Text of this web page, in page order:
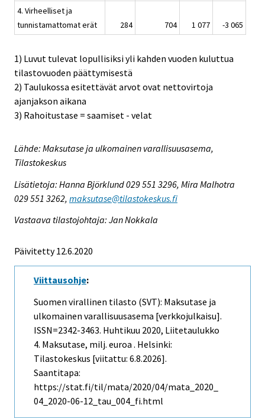
4. Virheelliset ja
tunnistamattomat erät
284 704 1 077 -3 065
1) Luvut tulevat lopullisiksi yli kahden vuoden kuluttua
tilastovuoden päättymisestä
2) Taulukossa esitettävät arvot ovat nettovirtoja
ajanjakson aikana
3) Rahoitustase = saamiset - velat
Lähde: Maksutase ja ulkomainen varallisuusasema,
Tilastokeskus
Lisätietoja: Hanna Björklund 029 551 3296, Mira Malhotra
029 551 3262, maksutase@tilastokeskus.fi
Vastaava tilastojohtaja: Jan Nokkala
Päivitetty 12.6.2020
Viittausohje:
Suomen virallinen tilasto (SVT): Maksutase ja
ulkomainen varallisuusasema [verkkojulkaisu].
ISSN=2342-3463. Huhtikuu 2020, Liitetaulukko
4. Maksutase, milj. euroa . Helsinki:
Tilastokeskus [viitattu: 6.8.2026].
Saantitapa:
https://stat.fi/til/mata/2020/04/mata_2020_
04_2020-06-12_tau_004_fi.html